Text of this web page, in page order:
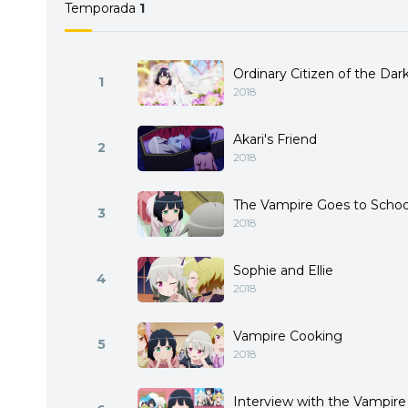
Temporada 1
1 Ordinary Citizen of the
2018
2 Akari's Friend
2018
3 The Vampire Goes to
2018
4 Sophie and Ellie
2018
5 Vampire Cooking
2018
Interview with the Vampire